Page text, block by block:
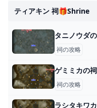
ティアキン 祠🎁shrine
タニノウダ
祠の攻略
ゲミミカの
祠の攻略
ラシタキワ